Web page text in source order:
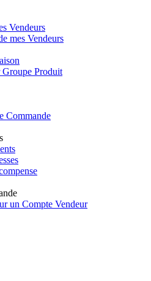
Vendeurs
mes Vendeurs
Produit
Commande
un Compte Vendeur